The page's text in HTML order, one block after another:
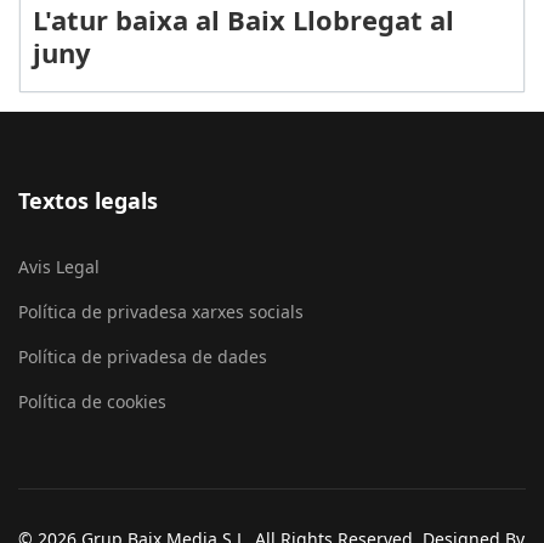
L'atur baixa al Baix Llobregat al
juny
Textos legals
Avis Legal
Política de privadesa xarxes socials
Política de privadesa de dades
Política de cookies